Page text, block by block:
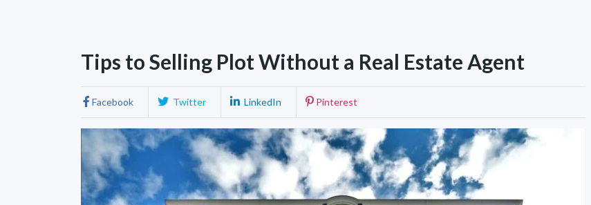
Tips to Selling Plot Without a Real Estate Agent
Facebook Twitter LinkedIn Pinterest